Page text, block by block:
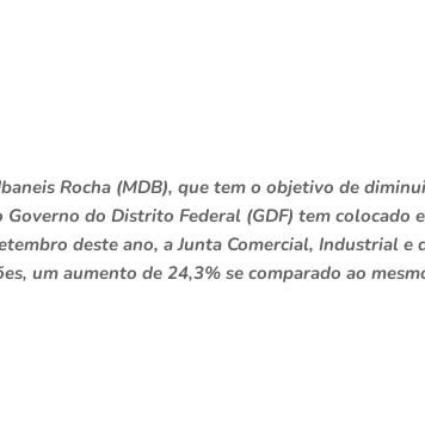
Rocha (MDB), que tem o objetivo de
do Distrito Federal (GDF) tem colocado
deste ano, a Junta Comercial, Industrial e
um aumento de 24,3% se comparado ao